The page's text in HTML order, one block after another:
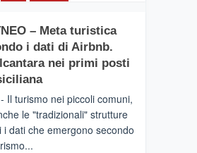
– Meta turistica
i dati di Airbnb.
nei primi posti
Il turismo nei piccoli comuni,
le "tradizionali" strutture
i dati che emergono secondo